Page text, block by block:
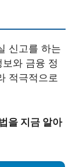
신고를 하는
와 금융 정
적극적으로
을 지금 알아